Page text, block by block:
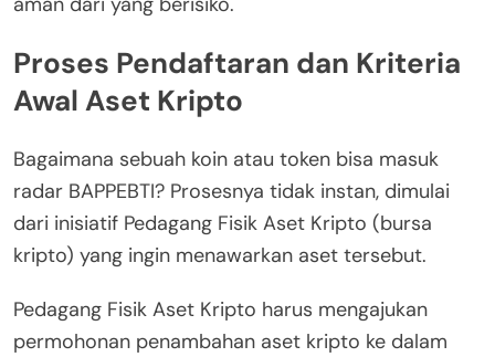
Proses Pendaftaran dan Kriteria
Awal Aset Kripto
Bagaimana sebuah koin atau token bisa masuk
radar BAPPEBTI? Prosesnya tidak instan, dimulai
dari inisiatif Pedagang Fisik Aset Kripto (bursa
kripto) yang ingin menawarkan aset tersebut.
Pedagang Fisik Aset Kripto harus mengajukan
permohonan penambahan aset kripto ke dalam